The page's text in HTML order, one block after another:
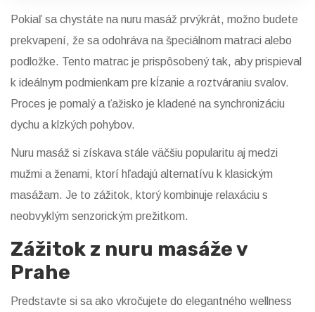
Pokiaľ sa chystáte na nuru masáž prvýkrát, možno budete
prekvapení, že sa odohráva na špeciálnom matraci alebo
podložke. Tento matrac je prispôsobený tak, aby prispieval
k ideálnym podmienkam pre kĺzanie a roztváraniu svalov.
Proces je pomalý a ťažisko je kladené na synchronizáciu
dychu a klzkých pohybov.
Nuru masáž si získava stále väčšiu popularitu aj medzi
mužmi a ženami, ktorí hľadajú alternatívu k klasickým
masážam. Je to zážitok, ktorý kombinuje relaxáciu s
neobvyklým senzorickým prežitkom.
Zážitok z nuru masáže v
Prahe
Predstavte si sa ako vkročujete do elegantného wellness